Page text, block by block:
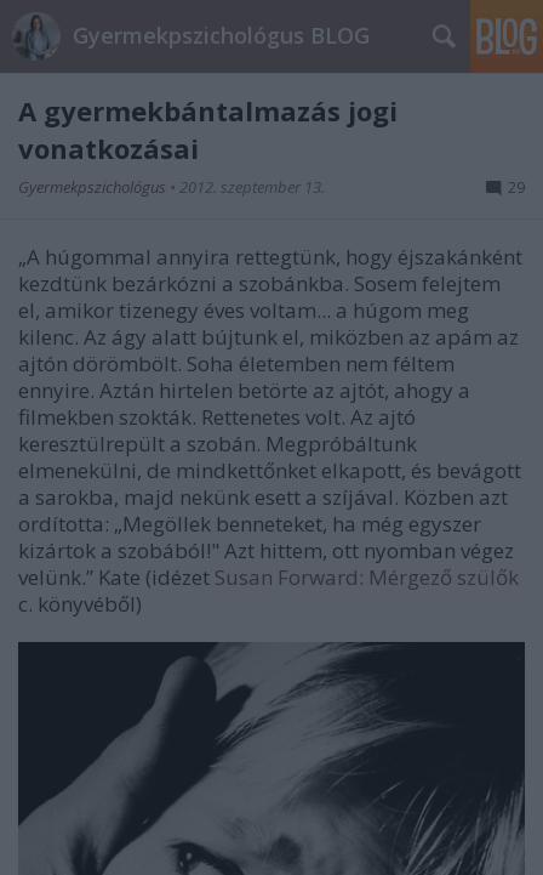
Gyermekpszichológus BLOG
A gyermekbántalmazás jogi
vonatkozásai
Gyermekpszichológus • 2012. szeptember 13. 29
„A húgommal annyira rettegtünk, hogy éjszakánként
kezdtünk bezárkózni a szobánkba. Sosem felejtem
el, amikor tizenegy éves voltam... a húgom meg
kilenc. Az ágy alatt bújtunk el, miközben az apám az
ajtón dörömbölt. Soha életemben nem féltem
ennyire. Aztán hirtelen betörte az ajtót, ahogy a
filmekben szokták. Rettenetes volt. Az ajtó
keresztülrepült a szobán. Megpróbáltunk
elmenekülni, de mindkettőnket elkapott, és bevágott
a sarokba, majd nekünk esett a szíjával. Közben azt
ordította: „Megöllek benneteket, ha még egyszer
kizártok a szobából!" Azt hittem, ott nyomban végez
velünk.” Kate (idézet Susan Forward: Mérgező szülők
c. könyvéből)